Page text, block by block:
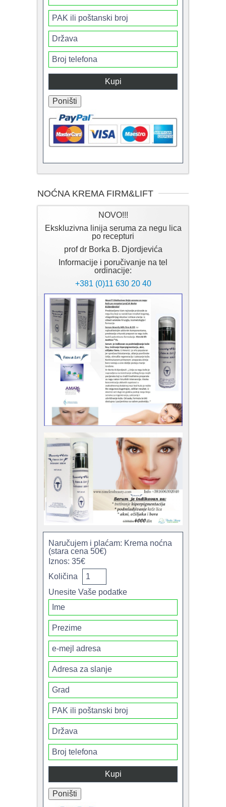
NOĆNA KREMA FIRM&LIFT
NOVO!!!
Ekskluzivna linija seruma za negu lica
po recepturi
prof dr Borka B. Djordjevića
Informacije i poručivanje na tel
ordinacije:
+381 (0)11 630 20 40
Naručujem i plaćam: Krema noćna
(stara cena 50€)
Iznos: 35€
Količina
Unesite Vaše podatke